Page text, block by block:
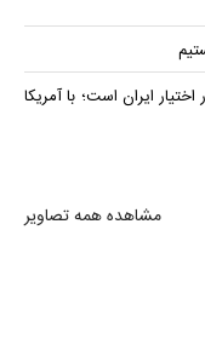
ایران است؛ با آمریکا
مشاهده همه تصاویر